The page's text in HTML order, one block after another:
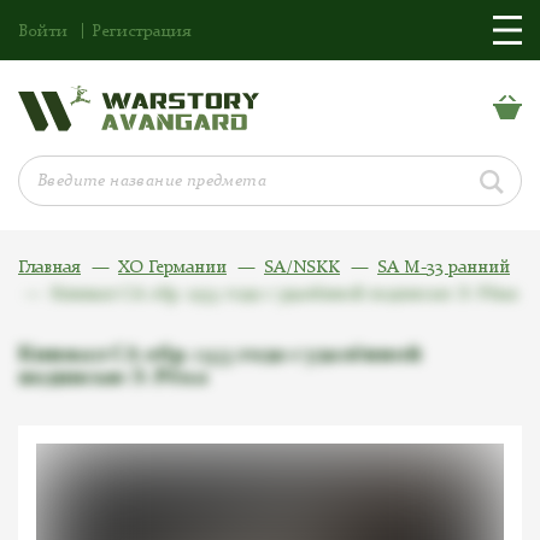
Войти Регистрация
Главная ХО Германии SA/NSKK
SA M-33 ранний
Кинжал СА обр. 1933 года с удалённой
подписью Э. Рёма